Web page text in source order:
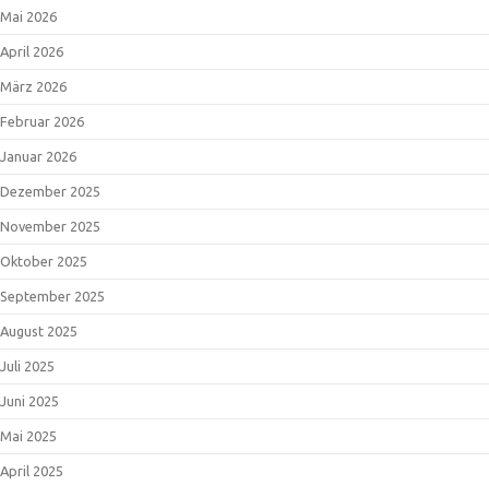
Mai 2026
April 2026
März 2026
Februar 2026
Januar 2026
Dezember 2025
November 2025
Oktober 2025
September 2025
August 2025
Juli 2025
Juni 2025
Mai 2025
April 2025